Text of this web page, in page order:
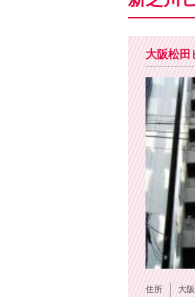
大阪松田
住所
大